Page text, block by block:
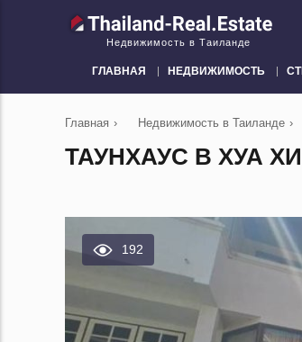
Недвижимость в Таиланде
ГЛАВНАЯ НЕДВИЖИМОСТЬ
Главная › Недвижимость в Таиланде ›
ТАУНХАУС В ХУА
192